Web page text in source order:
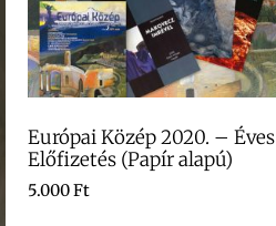
Európai Közép 2020. – Éves
Előfizetés (Papír alapú)
5.000Ft